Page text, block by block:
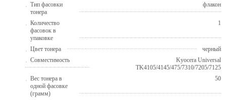
Тип фасовки
тонера
флакон
Количество
фасовок в
упаковке
1
Цвет тонера
черный
Совместимость
Kyoсera Universal
TK4105/4145/475/7310/7205/7125
Вес тонера в
одной фасовке
(грамм)
50